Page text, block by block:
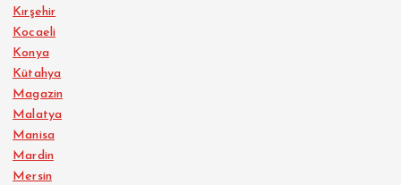
Kırşehir
Kocaeli
Konya
Kütahya
Magazin
Malatya
Manisa
Mardin
Mersin